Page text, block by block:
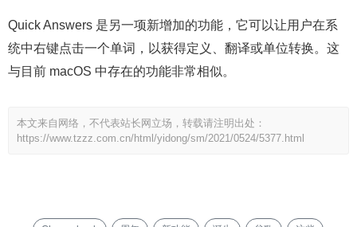
Quick Answers 是另一项新增加的功能，它可以让用户在系
统中右键点击一个单词，以获得定义、翻译或单位转换。这
与目前 macOS 中存在的功能非常相似。
本文来自网络，不代表站长网立场，转载请注明出处：
https://www.tzzz.com.cn/html/yidong/sm/2021/0524/5377.html